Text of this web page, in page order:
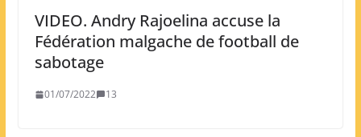
VIDEO. Andry Rajoelina accuse la
Fédération malgache de football de
sabotage
01/07/2022 13